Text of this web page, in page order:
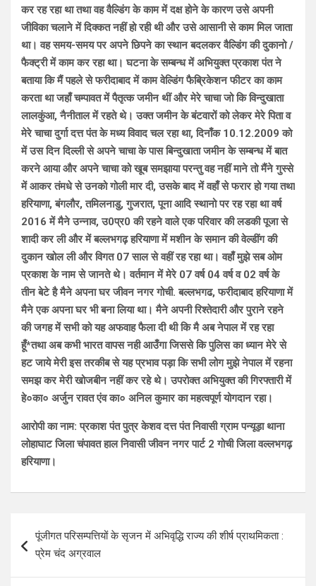
कर रह रहा था तथा वह वैल्डिंग के काम में दक्ष होने के कारण उसे अपनी
जीविका चलाने में दिक्कत नहीं हो रही थी और उसे आसानी से काम मिल जाता
था। वह समय-समय पर अपने छिपने का स्थान बदलकर वैल्डिंग की दुकानो /
फैक्ट्री में काम कर रहा था। घटना के सम्बन्ध में अभियुक्त प्रकाश पंत ने
बताया कि मैं पहले से फरीदाबाद में काम वेल्डिंग फैब्रिकेशन फीटर का काम
करता था जहाँ चम्पावत में पैतृत्क जमीन थीं और मेरे चाचा जो कि विन्दुखाता
लालकुंआ, नैनीताल में रहते थे। उक्त जमीन के बंटवारों को लेकर मेरे पिता व
मेरे चाचा दुर्गा दत्त पंत के मध्य विवाद चल रहा था, दिनाँक 10.12.2009 को
में उस दिन दिल्ली से अपने चाचा के पास बिन्दुखाता जमीन के सम्बन्ध में बात
करने आया और अपने चाचा को खूब समझाया परन्तु वह नहीं माने तो मैंने गुस्से
में आकर तंमधे से उनको गोली मार दी, उसके बाद में वहाँ से फरार हो गया तथा
हरियाणा, बंगलौर, तमिलनाडु, गुजरात, पूना आदि स्थानो पर रह रहा था वर्ष
2016 में मैने उन्नाव, उ0प्र0 की रहने वाले एक परिवार की लडकी पूजा से
शादी कर ली और में बल्लभगढ़ हरियाणा में मशीन के समान की वेल्डींग की
दुकान खोल ली और विगत 07 साल से वहीं रह रहा था। वहाँ मुझे सब ओम
प्रकाश के नाम से जानते थे। वर्तमान में मेरे 07 वर्ष 04 वर्ष व 02 वर्ष के
तीन बेटे है मैने अपना घर जीवन नगर गोची. बल्लभगढ, फरीदाबाद हरियाणा में
मैने एक अपना घर भी बना लिया था। मैने अपनी रिश्तेदारी और पुराने रहने
की जगह में सभी को यह अफवाह फैला दी थी कि मै अब नेपाल में रह रहा
हूँ*तथा अब कभी भारत वापस नही आउँगा जिससे कि पुलिस का ध्यान मेरे से
हट जाये मेरी इस तरकीब से यह प्रभाव पड़ा कि सभी लोग मुझे नेपाल में रहना
समझ कर मेरी खोजबीन नहीं कर रहे थे। उपरोक्त अभियुक्त की गिरफ्तारी में
हे०का० अर्जुन रावत एंव का० अनिल कुमार का महत्वपूर्ण योगदान रहा।
आरोपी का नाम: प्रकाश पंत पुत्र केशव दत्त पंत निवासी ग्राम पन्यूड़ा थाना
लोहाघाट जिला चंपावत हाल निवासी जीवन नगर पार्ट 2 गोची जिला वल्लभगढ़
हरियाणा।
navigation
पूंजीगत परिसम्पत्तियों के सृजन में अभिवृद्धि राज्य की शीर्ष प्राथमिकता :
प्रेम चंद अग्रवाल